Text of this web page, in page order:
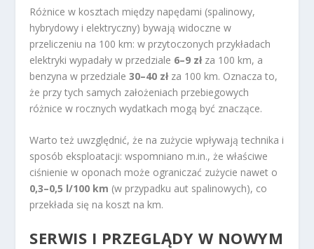
Różnice w kosztach między napędami (spalinowy,
hybrydowy i elektryczny) bywają widoczne w
przeliczeniu na 100 km: w przytoczonych przykładach
elektryki wypadały w przedziale 6–9 złza 100 km, a
benzyna w przedziale30–40 złza 100 km. Oznacza to,
że przy tych samych założeniach przebiegowych
różnice w rocznych wydatkach mogą być znaczące.
Warto też uwzględnić, że na zużycie wpływają technika i
sposób eksploatacji: wspomniano m.in., że właściwe
ciśnienie w oponach może ograniczać zużycie nawet o
0,3–0,5 l/100 km (w przypadku aut spalinowych), co
przekłada się na koszt na km.
SERWIS I PRZEGLĄDY W NOWYM